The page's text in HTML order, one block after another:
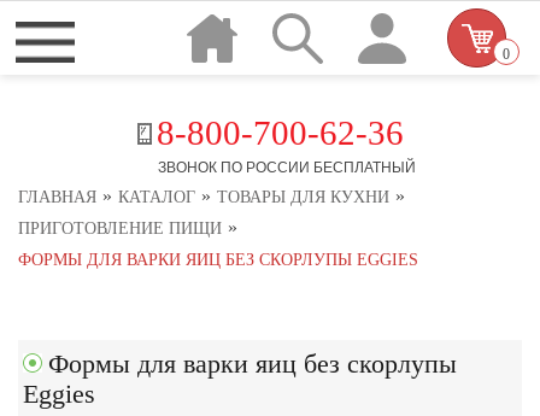
8-800-700-62-36
ЗВОНОК ПО РОССИИ БЕСПЛАТНЫЙ
0
ГЛАВНАЯ » КАТАЛОГ » ТОВАРЫ ДЛЯ КУХНИ »
ПРИГОТОВЛЕНИЕ ПИЩИ »
ФОРМЫ ДЛЯ ВАРКИ ЯИЦ БЕЗ СКОРЛУПЫ EGGIES
Формы для варки яиц без скорлупы
Eggies